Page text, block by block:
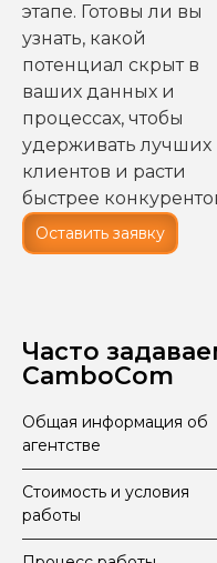
этапе. Готовы ли вы
узнать, какой
потенциал скрыт в
ваших данных и
процессах, чтобы
удерживать лучших
клиентов и расти
быстрее
Оставить заявку
Часто
CamboCom
Общая информация об
агентстве
Стоимость и условия
работы